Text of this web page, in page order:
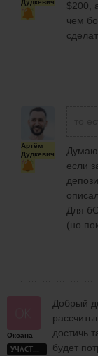
Дудкевич
$200,
чем
Артём
Дудкевич
если
Для
(но
Оксана
УЧАСТНИК
Добрый
достичь
будет